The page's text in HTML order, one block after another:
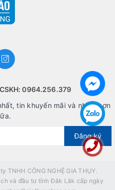
0964.256.379
tin khuyến mãi và nhiều hơn
Đăng ký
TNHH CÔNG NGHỆ GIA THỤY.
và đầu tư tỉnh Đăk Lăk cấp ngày